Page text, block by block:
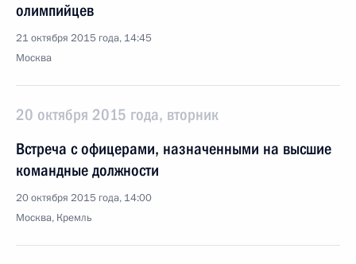
олимпийцев
21 октября 2015 года, 14:45
Москва
20 октября 2015 года, вторник
Встреча с офицерами, назначенными на высшие
командные должности
20 октября 2015 года, 14:00
Москва, Кремль